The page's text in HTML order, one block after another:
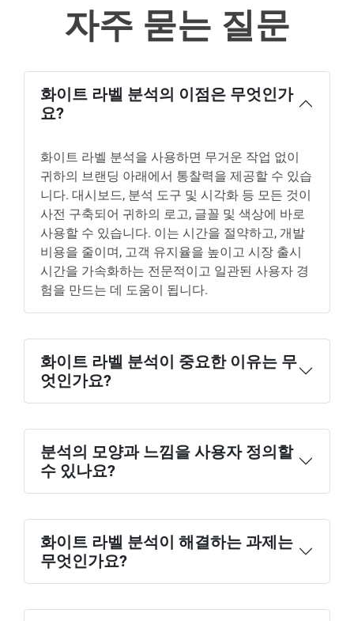
자주 묻는 질문
화이트 라벨 분석의 이점은 무엇인가
요?
화이트 라벨 분석을 사용하면 무거운 작업 없이
귀하의 브랜딩 아래에서 통찰력을 제공할 수 있습
니다. 대시보드, 분석 도구 및 시각화 등 모든 것이
사전 구축되어 귀하의 로고, 글꼴 및 색상에 바로
사용할 수 있습니다. 이는 시간을 절약하고, 개발
비용을 줄이며, 고객 유지율을 높이고 시장 출시
시간을 가속화하는 전문적이고 일관된 사용자 경
험을 만드는 데 도움이 됩니다.
화이트 라벨 분석이 중요한 이유는 무
엇인가요?
분석의 모양과 느낌을 사용자 정의할
수 있나요?
화이트 라벨 분석이 해결하는 과제는
무엇인가요?